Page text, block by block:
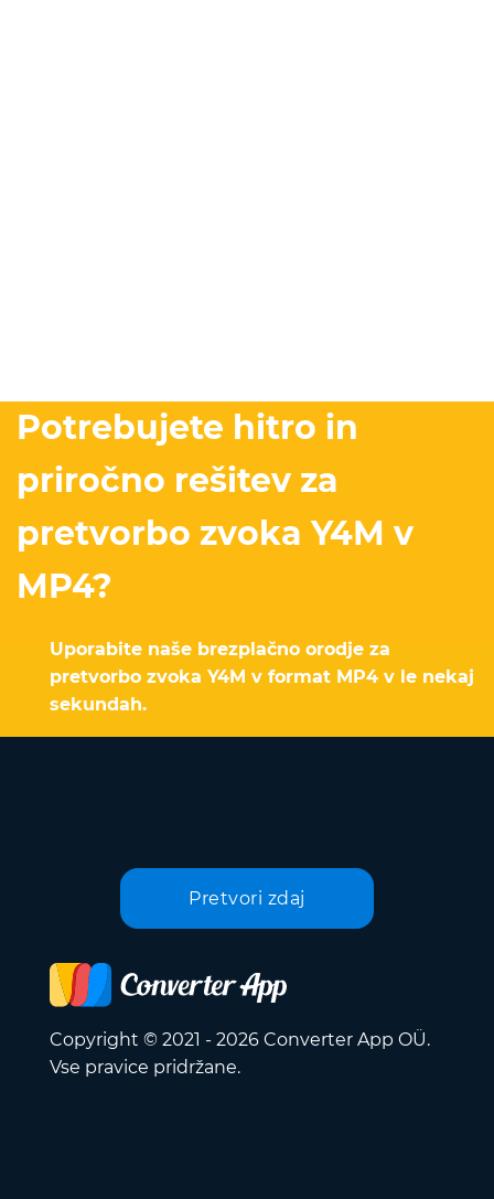
Potrebujete hitro in
priročno rešitev za
pretvorbo zvoka Y4M v
MP4?
Uporabite naše brezplačno orodje za
pretvorbo zvoka Y4M v format MP4 v le nekaj
sekundah.
Pretvori zdaj
Copyright © 2021 - 2026 Converter App OÜ.
Vse pravice pridržane.